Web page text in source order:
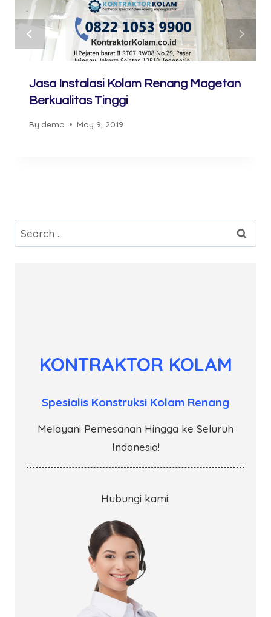
Jasa Instalasi Kolam Renang Magetan
Berkualitas Tinggi
By demo May 9, 2019
Search
for:
KONTRAKTOR KOLAM
Spesialis Konstruksi Kolam Renang
Melayani Pemesanan Hingga ke Seluruh
Indonesia!
Hubungi kami: